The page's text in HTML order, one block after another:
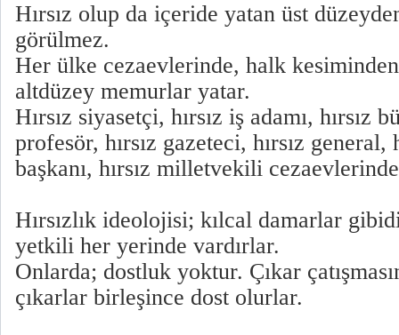
Hırsız olup da içeride yatan üst
görülmez.
Her ülke cezaevlerinde, halk
altdüzey memurlar yatar.
Hırsız siyasetçi, hırsız iş adamı, hırsız
profesör, hırsız gazeteci, hırsız general,
başkanı, hırsız milletvekili
Hırsızlık ideolojisi; kılcal damarlar
yetkili her yerinde vardırlar.
Onlarda; dostluk yoktur. Çıkar
çıkarlar birleşince dost olurlar.